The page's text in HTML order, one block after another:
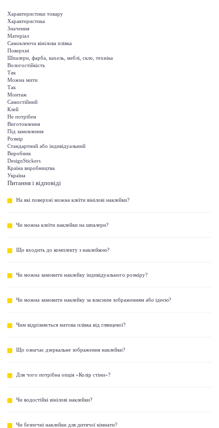
Характеристики товару
Характеристика
Значення
Матеріал
Самоклеюча вінілова плівка
Поверхні
Шпалери, фарба, кахель, меблі, скло, техніка
Вологостійкість
Так
Можна мити
Так
Монтаж
Самостійний
Клей
Не потрібен
Виготовлення
Під замовлення
Розмір
Стандартний або індивідуальний
Виробник
DesignStickers
Країна виробництва
Україна
Питання і відповіді
На які поверхні можна клеїти вінілові наклейки?
Чи можна клеїти наклейки на шпалери?
Що входить до комплекту з наклейкою?
Чи можна замовити наклейку індивідуального розміру?
Чи можна замовити наклейку за власним зображенням або ідеєю?
Чим відрізняється матова плівка від глянцевої?
Що означає дзеркальне зображення наклейки?
Для чого потрібна опція «Колір стіни»?
Чи водостійкі вінілові наклейки?
Чи безпечні наклейки для дитячої кімнати?